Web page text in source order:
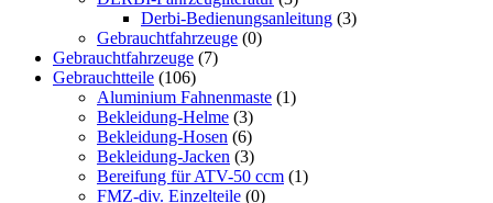
Derbi-Bedienungsanleitung (3)
Gebrauchtfahrzeuge (0)
Gebrauchtfahrzeuge (7)
Gebrauchtteile (106)
Aluminium Fahnenmaste (1)
Bekleidung-Helme (3)
Bekleidung-Hosen (6)
Bekleidung-Jacken (3)
Bereifung für ATV-50 ccm (1)
FMZ-div. Einzelteile (0)